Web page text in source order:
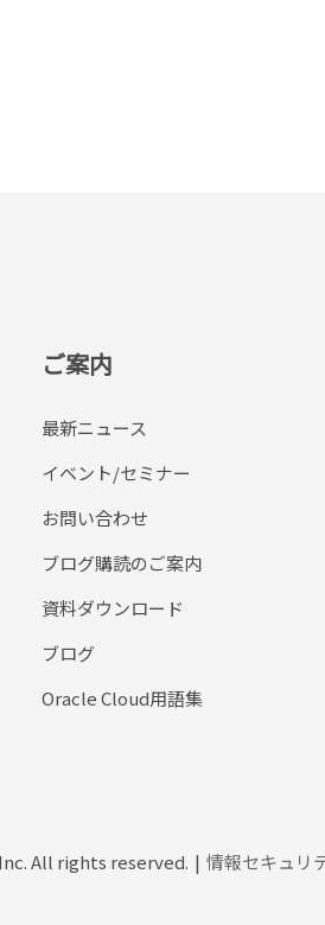
ご案内
最新ニュース
イベント/セミナー
お問い合わせ
ブログ購読のご案内
資料ダウンロード
ブログ
Oracle Cloud用語集
All rights reserved. 情報セキュリ